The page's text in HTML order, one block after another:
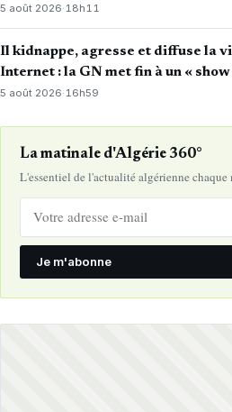
5 août 2026· 18h11
Il kidnappe, agresse et diffuse la
Internet : la GN met fin à un «
5 août 2026·16h59
La matinale d'Algérie 360°
L'essentiel de l'actualité algérienne
Je m'abonne